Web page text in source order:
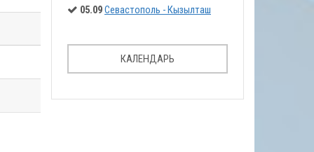
05.09Севастополь - Кызылташ
КАЛЕНДАРЬ